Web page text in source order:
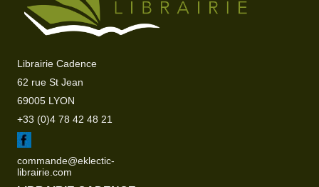
Librairie Cadence
62 rue St Jean
69005 LYON
+33 (0)4 78 42 48 21
commande@eklectic-
librairie.com